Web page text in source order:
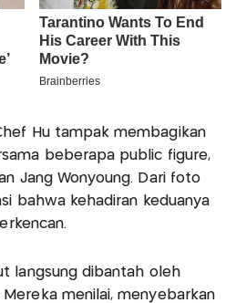
Hu tampak membagikan
beberapa public figure,
Jang Wonyoung. Dari foto
bahwa kehadiran keduanya
langsung dibantah oleh
menilai, menyebarkan